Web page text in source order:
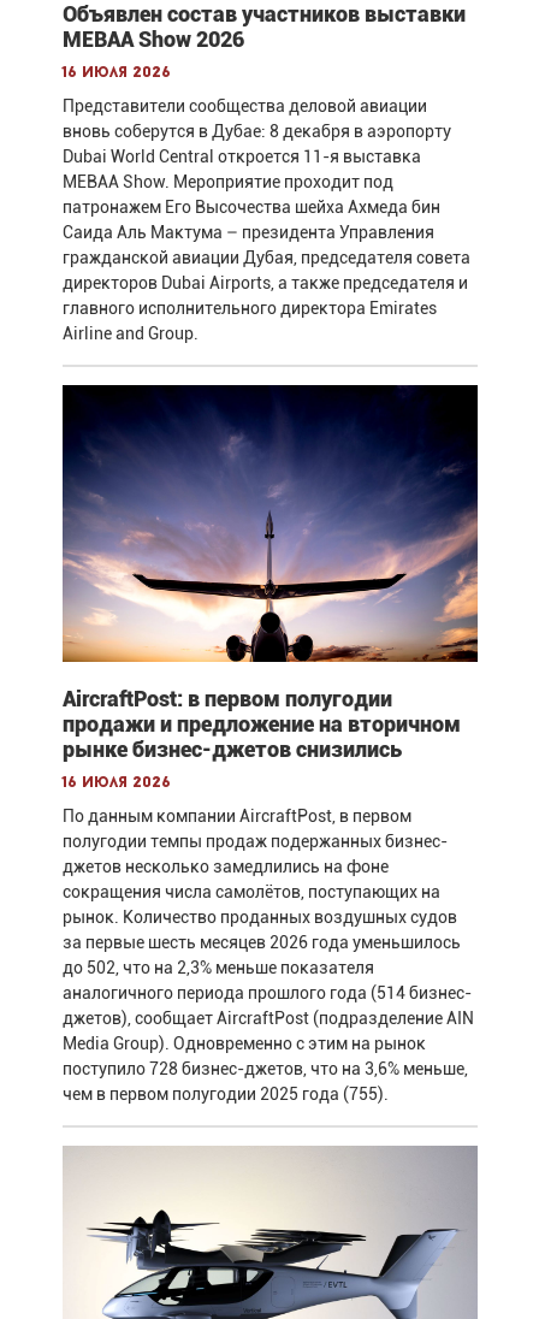
Объявлен состав участников выставки
MEBAA Show 2026
16 июля 2026
Представители сообщества деловой авиации
вновь соберутся в Дубае: 8 декабря в аэропорту
Dubai World Central откроется 11-я выставка
MEBAA Show. Мероприятие проходит под
патронажем Его Высочества шейха Ахмеда бин
Саида Аль Мактума – президента Управления
гражданской авиации Дубая, председателя совета
директоров Dubai Airports, а также председателя и
главного исполнительного директора Emirates
Airline and Group.
AircraftPost: в первом полугодии
продажи и предложение на вторичном
рынке бизнес-джетов снизились
16 июля 2026
По данным компании AircraftPost, в первом
полугодии темпы продаж подержанных бизнес-
джетов несколько замедлились на фоне
сокращения числа самолётов, поступающих на
рынок. Количество проданных воздушных судов
за первые шесть месяцев 2026 года уменьшилось
до 502, что на 2,3% меньше показателя
аналогичного периода прошлого года (514 бизнес-
джетов), сообщает AircraftPost (подразделение AIN
Media Group). Одновременно с этим на рынок
поступило 728 бизнес-джетов, что на 3,6% меньше,
чем в первом полугодии 2025 года (755).